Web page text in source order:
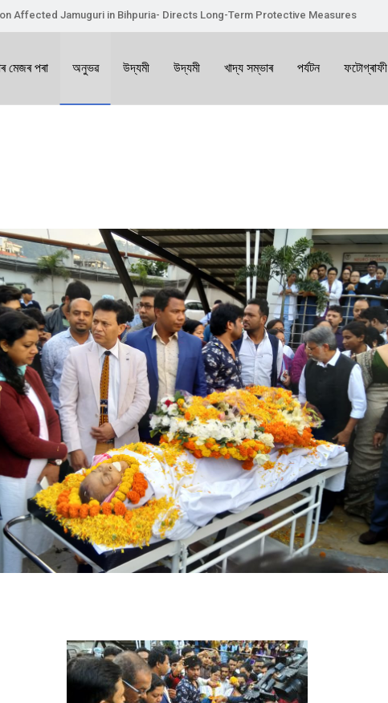
Affected Jamuguri in Bihpuria- Directs Long-Term Protective Measures
মেজৰ পৰা অনুভৱ উদ্যমী উদ্যমী খাদ্য সম্ভাৰ পৰ্যটন ফটোগ্ৰাফী